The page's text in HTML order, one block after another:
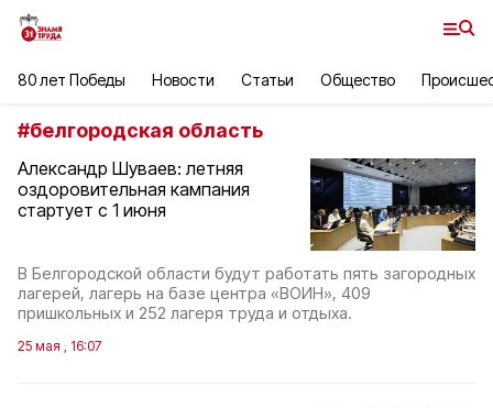
80 лет Победы Новости Статьи Общество
#белгородская область
Александр Шуваев: летняя
оздоровительная кампания
стартует с 1 июня
В Белгородской области будут работать пять загородных
лагерей, лагерь на базе центра «ВОИН», 409
пришкольных и 252 лагеря труда и отдыха.
25 мая , 16:07